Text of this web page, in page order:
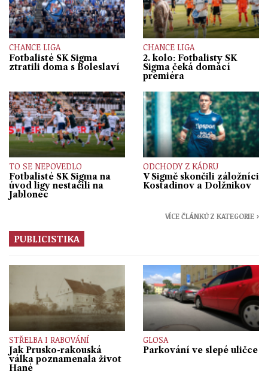
CHANCE LIGA
Fotbalisté SK Sigma
ztratili doma s Boleslaví
CHANCE LIGA
2. kolo: Fotbalisty SK
Sigma čeká domácí
premiéra
TO SE NEPOVEDLO
Fotbalisté SK Sigma na
úvod ligy nestačili na
Jablonec
ODCHODY Z KÁDRU
V Sigmě skončili záložníci
Kostadinov a Dolžnikov
VÍCE ČLÁNKŮ Z KATEGORIE ›
PUBLICISTIKA
STŘELBA I RABOVÁNÍ
Jak Prusko-rakouská
válka poznamenala život
Hané
GLOSA
Parkování ve slepé uličce